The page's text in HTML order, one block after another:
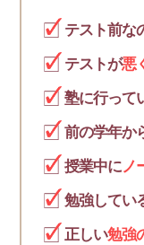
テスト前な
テストが悪
塾に行って
前の学年か
授業中にノ
勉強してい
正しい勉強